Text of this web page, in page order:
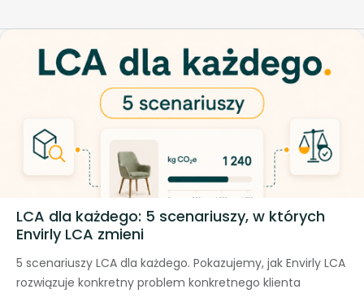
LCA dla każdego: 5 scenariuszy, w których
Envirly LCA zmieni
5 scenariuszy LCA dla każdego. Pokazujemy, jak Envirly LCA
rozwiązuje konkretny problem konkretnego klienta